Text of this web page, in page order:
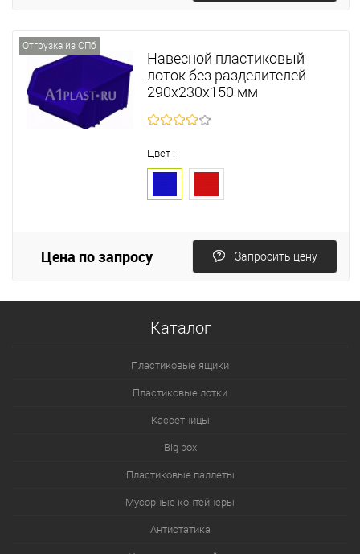
Отгрузка из СПб
Навесной пластиковый
лоток без разделителей
290х230х150 мм
Цвет :
Цена по запросу Запросить цену
Каталог
Пластиковые ящики
Пластиковые лотки
Кассетницы
Big box
Пластиковые паллеты
Мусорные контейнеры
Антистатика